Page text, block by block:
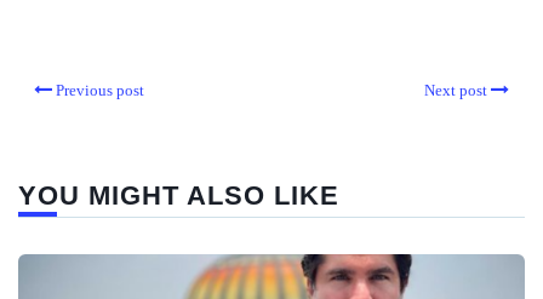
Previous post Next post
YOU MIGHT ALSO LIKE